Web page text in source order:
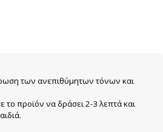
των ανεπιθύμητων τόνων και
προϊόν να δράσει 2-3 λεπτά και